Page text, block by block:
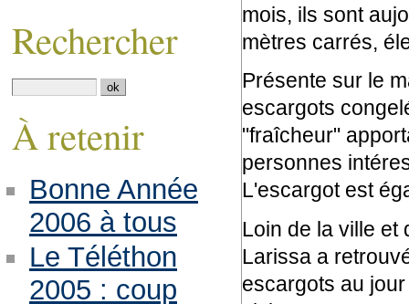
mois, ils sont
mètres carrés,
Présente sur le
escargots
"fraîcheur"
personnes
L'escargot est
Loin de la ville et
Larissa a
escargots au
Rechercher
À retenir
Bonne Année
2006 à tous
Le Téléthon
2005 : coup